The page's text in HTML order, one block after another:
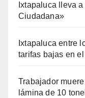
Ixtapaluca lleva
Ciudadana»
Ixtapaluca entre
tarifas bajas en
Trabajador
lámina de 10